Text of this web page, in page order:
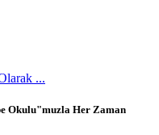
...
Okulu"muzla Her Zaman